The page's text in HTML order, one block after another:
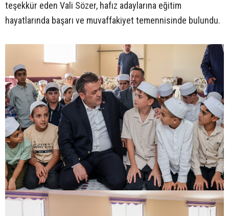
teşekkür eden Vali Sözer, hafız adaylarına eğitim
hayatlarında başarı ve muvaffakiyet temennisinde bulundu.